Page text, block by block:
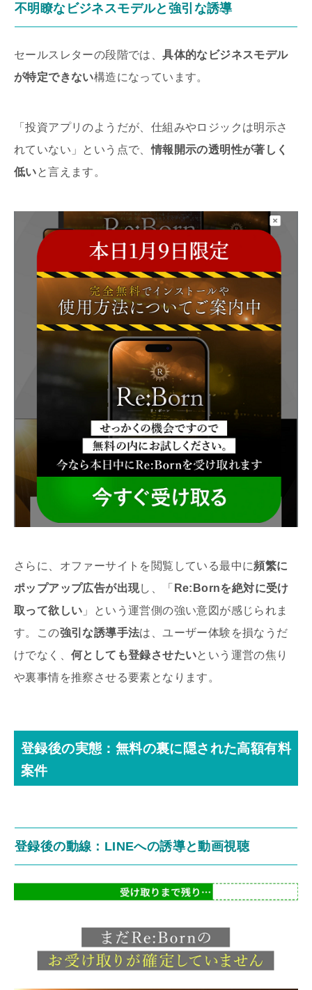
不明瞭なビジネスモデルと強引な誘導
セールスレターの段階では、具体的なビジネスモデル
が特定できない構造になっています。
「投資アプリのようだが、仕組みやロジックは明示さ
れていない」という点で、情報開示の透明性が著しく
低いと言えます。
さらに、オファーサイトを閲覧している最中に頻繁に
ポップアップ広告が出現し、「 Re:Bornを絶対に受け
取って欲しい 」という運営側の強い意図が感じられま
す。この強引な誘導手法は、ユーザー体験を損なうだ
けでなく、 何としても登録させたいという運営の焦り
や裏事情を推察させる要素となります。
登録後の実態：無料の裏に隠された高額有料
案件
登録後の動線：LINEへの誘導と動画視聴